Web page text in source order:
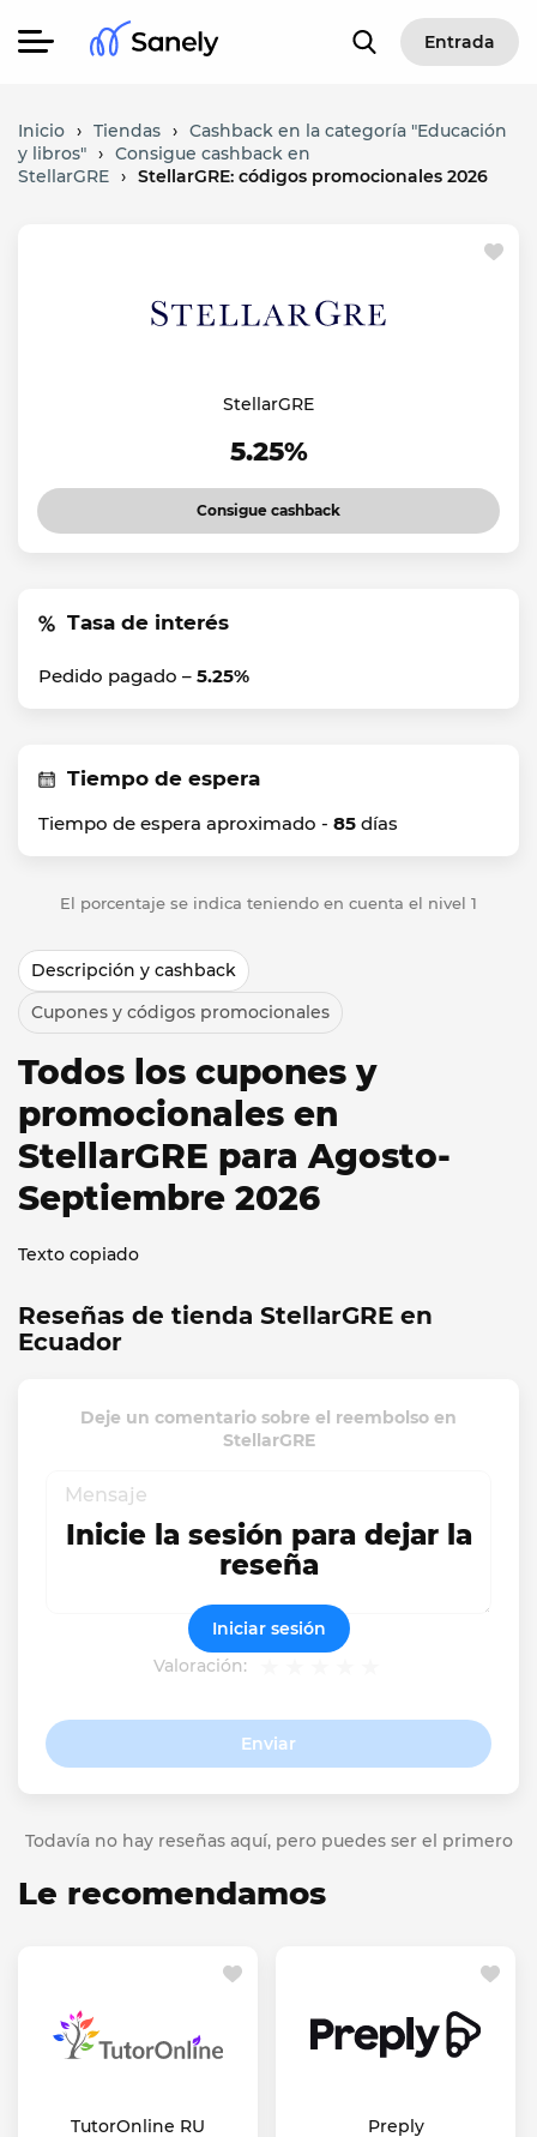
Entrada
Inicio › Tiendas › Cashback en la categoría "Educación
y libros" › Consigue cashback en
StellarGRE › StellarGRE: códigos promocionales 2026
StellarGRE
5.25%
Consigue cashback
Tasa de interés
Pedido pagado – 5.25%
Tiempo de espera
Tiempo de espera aproximado - 85 días
El porcentaje se indica teniendo en cuenta el nivel 1
Descripción y cashback
Cupones y códigos promocionales
Todos los cupones y
promocionales en
StellarGRE para Agosto-
Septiembre 2026
Texto copiado
Reseñas de tienda StellarGRE en
Ecuador
Deje un comentario sobre el reembolso en
StellarGRE
Valoración:
Enviar
Inicie la sesión para dejar la
reseña
Iniciar sesión
Todavía no hay reseñas aquí, pero puedes ser el primero
Le recomendamos
TutorOnline RU Preply